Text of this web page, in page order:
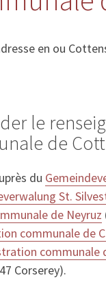
en ou
le
de
du
St.
de Neyruz
communale de
communale
Corserey).